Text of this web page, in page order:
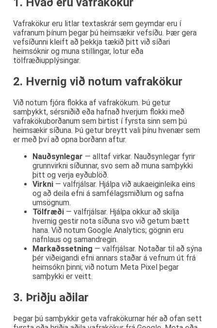
Vafrakökur eru litlar textaskrár sem geymdar eru í
vafranum þínum þegar þú heimsækir vefsíðu. Þær gera
vefsíðunni kleift að þekkja tækið þitt við síðari
heimsóknir og muna stillingar, lotur eða
tölfræðiupplýsingar.
2. Hvernig við notum vafrakökur
Við notum fjóra flokka af vafrakökum. Þú getur
samþykkt, sérsniðið eða hafnað hverjum flokki með
vafrakökuborðanum sem birtist í fyrsta sinn sem þú
heimsækir síðuna. Þú getur breytt vali þínu hvenær sem
er með því að opna borðann aftur.
Nauðsynlegar — alltaf virkar. Nauðsynlegar fyrir
grunnvirkni síðunnar, svo sem að muna samþykki
þitt og verja eyðublöð.
Virkni — valfrjálsar. Hjálpa við aukaeiginleika eins
og að deila efni á samfélagsmiðlum og safna
umsögnum.
Tölfræði — valfrjálsar. Hjálpa okkur að skilja
hvernig gestir nota síðuna svo við getum bætt
hana. Við notum Google Analytics; gögnin eru
nafnlaus og samandregin.
Markaðssetning — valfrjálsar. Notaðar til að sýna
þér viðeigandi efni annars staðar á vefnum út frá
heimsókn þinni; við notum Meta Pixel þegar
samþykki er veitt.
3. Þriðju aðilar
Þegar þú samþykkir geta vafrakökurnar hér að ofan sett